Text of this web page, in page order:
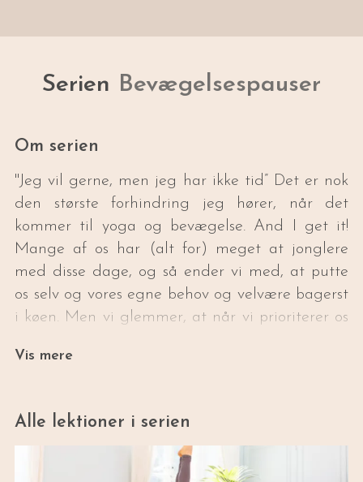
Serien Bevægelsespauser
Om serien
"Jeg vil gerne, men jeg har ikke tid” Det er nok
den største forhindring jeg hører, når det
kommer til yoga og bevægelse. And I get it!
Mange af os har (alt for) meget at jonglere
med disse dage, og så ender vi med, at putte
os selv og vores egne behov og velvære bagerst
i køen. Men vi glemmer, at når vi prioriterer os
gør, at vi også har mere at give af til andre.
minutter, der gør det nemt at træne i en travl
Vis mere
Alle lektioner i serien